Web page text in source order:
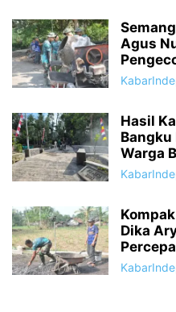
Agus
Hasil
Bangku
Warga
Dika